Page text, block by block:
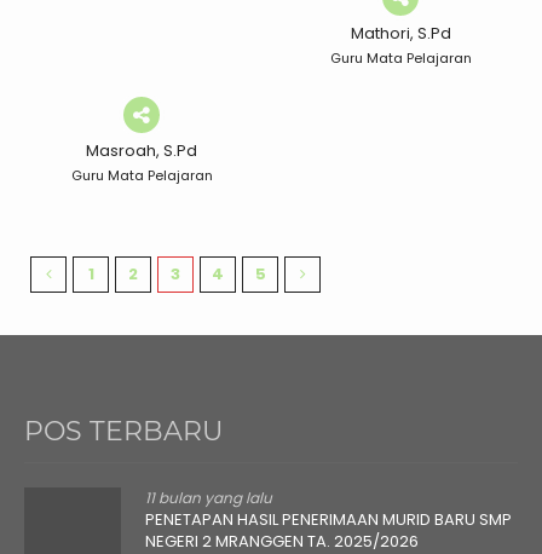
Mathori, S.Pd
Guru Mata Pelajaran
Masroah, S.Pd
Guru Mata Pelajaran
1 2 3 4 5
POS TERBARU
11 bulan yang lalu
PENETAPAN HASIL PENERIMAAN MURID BARU SMP
NEGERI 2 MRANGGEN TA. 2025/2026